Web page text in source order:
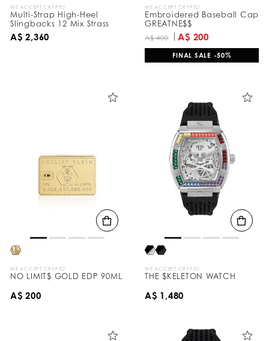
WE ACCEPT CRYPTO
Multi-Strap High-Heel
Slingbacks 12 Mix Strass
A$ 2,360
WE ACCEPT CRYPTO
Embroidered Baseball Cap
GREATNE$$
A$ 400 A$ 200
FINAL SALE -50%
WE ACCEPT CRYPTO
NO LIMIT$ GOLD EDP 90ML
A$ 200
WE ACCEPT CRYPTO
THE $KELETON WATCH
A$ 1,480